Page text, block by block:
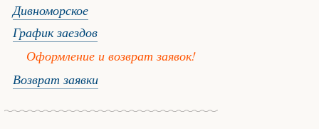
Дивноморское
График заездов
Оформление и возврат заявок!
Возврат заявки